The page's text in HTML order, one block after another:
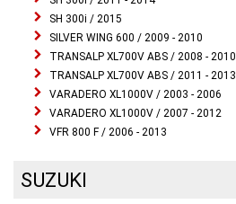
SH 300i / 2015
SILVER WING 600 / 2009 - 2010
TRANSALP XL700V ABS / 2008 - 2010
TRANSALP XL700V ABS / 2011 - 2013
VARADERO XL1000V / 2003 - 2006
VARADERO XL1000V / 2007 - 2012
VFR 800 F / 2006 - 2013
SUZUKI